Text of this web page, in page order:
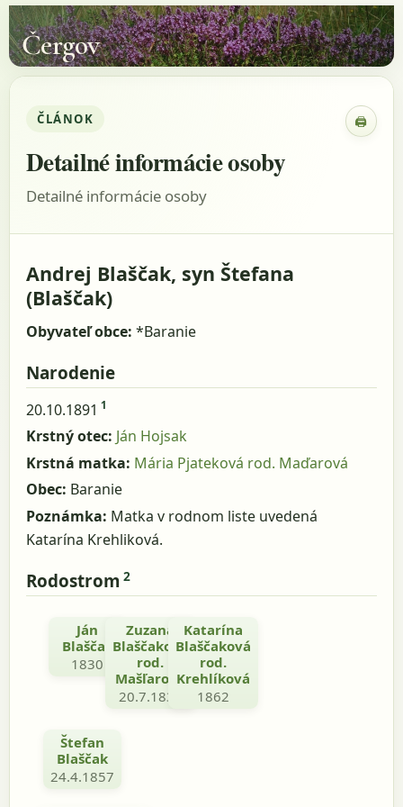
Čergov
ČLÁNOK 🖨
Detailné informácie osoby
Detailné informácie osoby
Andrej Blaščak, syn Štefana
(Blaščak)
Obyvateľ obce: *Baranie
Narodenie
20.10.1891 1
Krstný otec: Ján Hojsak
Krstná matka: Mária Pjateková rod. Maďarová
Obec: Baranie
Poznámka: Matka v rodnom liste uvedená
Katarína Krehliková.
Rodostrom 2
Ján
Blaščak
1830
Zuzana
Blaščaková
rod.
Mašľarová
20.7.1836
Štefan
Blaščak
24.4.1857
Katarína
Blaščaková
rod.
Krehlíková
1862